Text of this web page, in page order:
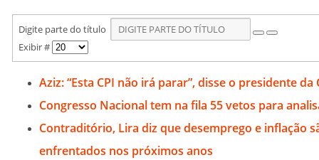
Digite parte do título
Exibir #
Aziz: “Esta CPI não irá parar”, disse o presidente da
Congresso Nacional tem na fila 55 vetos para
Contraditório, Lira diz que desemprego e inflação
enfrentados nos próximos anos